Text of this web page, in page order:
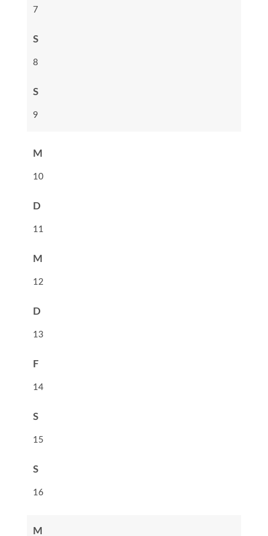
7
S
8
S
9
M
10
D
11
M
12
D
13
F
14
S
15
S
16
M